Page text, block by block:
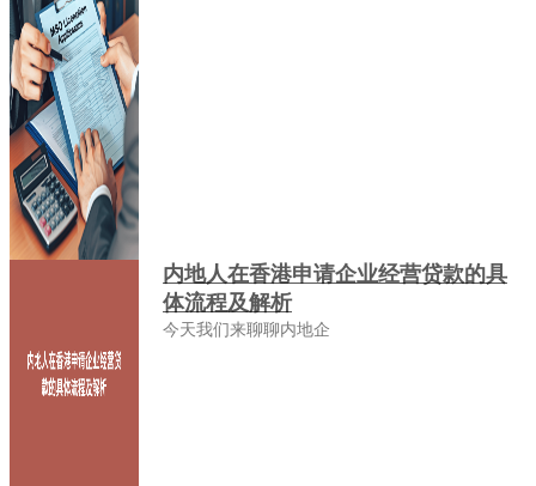
内地人在香港申请企业经营贷款的具
体流程及解析
今天我们来聊聊内地企